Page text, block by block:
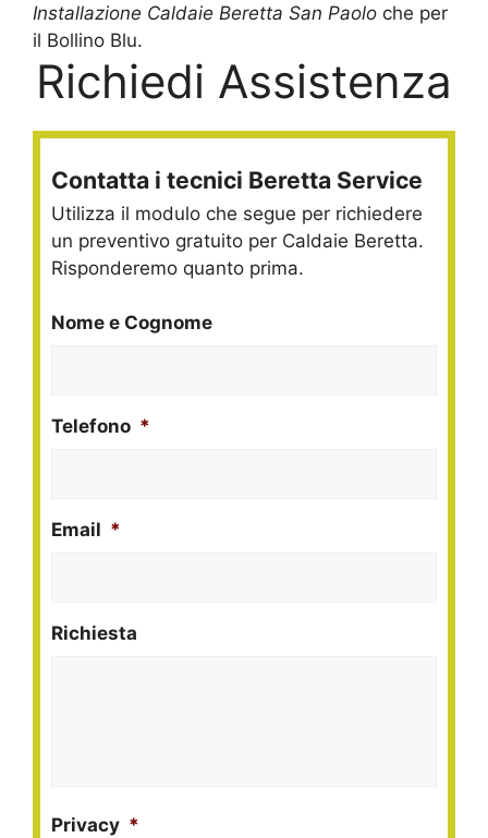
Installazione Caldaie Beretta San Paolo che per
il Bollino Blu.
Richiedi Assistenza
Contatta i tecnici Beretta Service
Utilizza il modulo che segue per richiedere
un preventivo gratuito per Caldaie Beretta.
Risponderemo quanto prima.
Nome e Cognome
Telefono *
Email *
Richiesta
Privacy *